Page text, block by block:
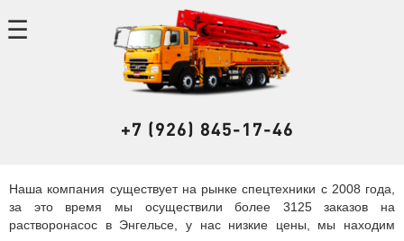
+7 (926) 845-17-46
Наша компания существует на рынке спецтехники с 2008 года,
за это время мы осуществили более 3125 заказов на
растворонасос в Энгельсе, у нас низкие цены, мы находим